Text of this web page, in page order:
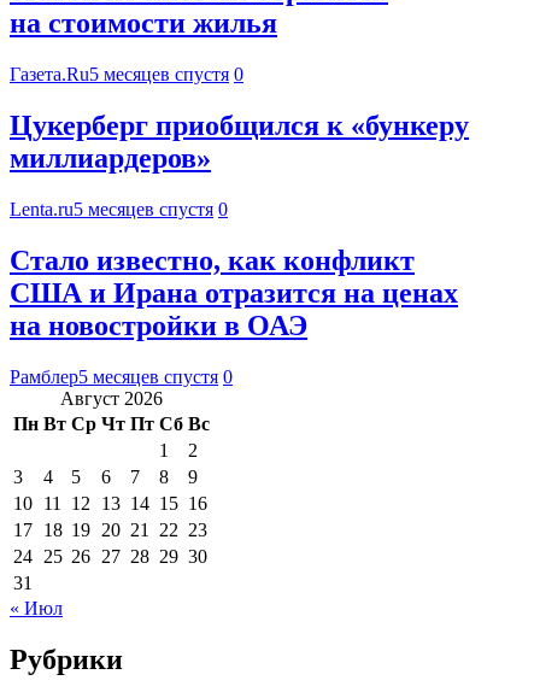
на стоимости жилья
Газета.Ru5 месяцев спустя 0
Цукерберг приобщился к «бункеру
миллиардеров»
Lenta.ru5 месяцев спустя 0
Стало известно, как конфликт
США и Ирана отразится на ценах
на новостройки в ОАЭ
Рамблер5 месяцев спустя 0
Август 2026
Пн Вт Ср Чт Пт Сб Вс
1
2
3
4 5 6 7 8
9
10 11 12 13 14 15 16
17 18 19 20 21 22 23
24 25 26 27 28 29 30
31
« Июл
Рубрики